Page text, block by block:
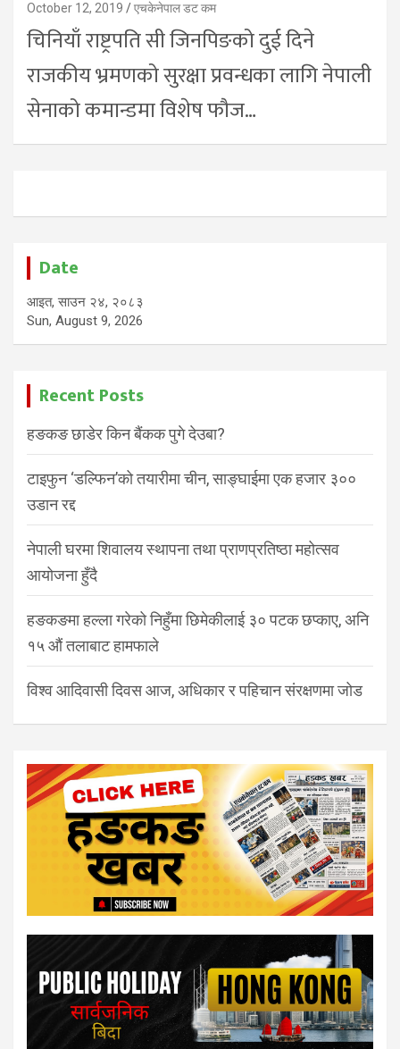
October 12, 2019 एचकेनेपाल डट कम
चिनियाँ राष्ट्रपति सी जिनपिङको दुई दिने
राजकीय भ्रमणको सुरक्षा प्रवन्धका लागि नेपाली
सेनाको कमान्डमा विशेष फौज…
Date
आइत, साउन २४, २०८३
Sun, August 9, 2026
Recent Posts
हङकङ छाडेर किन बैंकक पुगे देउबा?
टाइफुन ‘डल्फिन’को तयारीमा चीन, साङ्घाईमा एक हजार ३००
उडान रद्द
नेपाली घरमा शिवालय स्थापना तथा प्राणप्रतिष्ठा महोत्सव
आयोजना हुँदै
हङकङमा हल्ला गरेको निहुँमा छिमेकीलाई ३० पटक छप्काए, अनि
१५ औं तलाबाट हामफाले
विश्व आदिवासी दिवस आज, अधिकार र पहिचान संरक्षणमा जोड